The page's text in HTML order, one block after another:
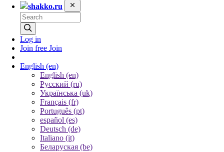
shakko.ru
Log in
Join free Join
English (en)
English (en)
Русский (ru)
Українська (uk)
Français (fr)
Português (pt)
español (es)
Deutsch (de)
Italiano (it)
Беларуская (be)